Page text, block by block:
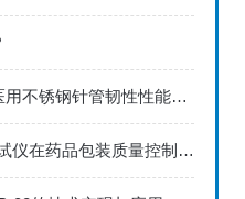
医用针管韧性测试仪：医用不锈钢针管韧性性能标准化检测设备
ZKD-01型铝箔针孔度测试仪在药品包装质量控制中的应用